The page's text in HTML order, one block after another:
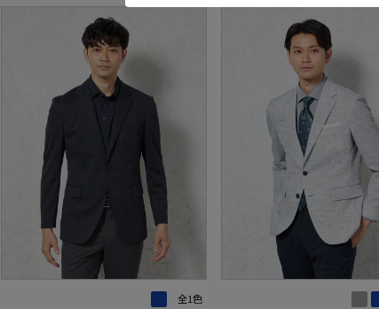
全1色